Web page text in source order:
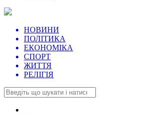
НОВИНИ
ПОЛІТИКА
ЕКОНОМІКА
СПОРТ
ЖИТТЯ
РЕЛІГІЯ